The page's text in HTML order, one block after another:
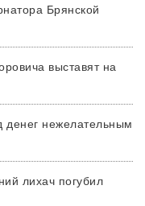
Брянской
выставят на
денег нежелательным
лихач погубил